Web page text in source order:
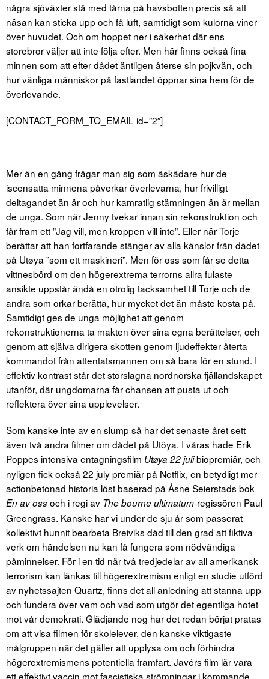
några sjöväxter stå med tårna på havsbotten precis så att
näsan kan sticka upp och få luft, samtidigt som kulorna viner
över huvudet. Och om hoppet ner i säkerhet där ens
storebror väljer att inte följa efter. Men här finns också fina
minnen som att efter dådet äntligen återse sin pojkvän, och
hur vänliga människor på fastlandet öppnar sina hem för de
överlevande.
[CONTACT_FORM_TO_EMAIL id=”2″]
Mer än en gång frågar man sig som åskådare hur de
iscensatta minnena påverkar överlevarna, hur frivilligt
deltagandet än är och hur kamratlig stämningen än är mellan
de unga. Som när Jenny tvekar innan sin rekonstruktion och
får fram ett ”Jag vill, men kroppen vill inte”. Eller när Torje
berättar att han fortfarande stänger av alla känslor från dådet
på Utøya ”som ett maskineri”. Men för oss som får se detta
vittnesbörd om den högerextrema terrorns allra fulaste
ansikte uppstår ändå en otrolig tacksamhet till Torje och de
andra som orkar berätta, hur mycket det än måste kosta på.
Samtidigt ges de unga möjlighet att genom
rekonstruktionerna ta makten över sina egna berättelser, och
genom att själva dirigera skotten genom ljudeffekter återta
kommandot från attentatsmannen om så bara för en stund. I
effektiv kontrast står det storslagna nordnorska fjällandskapet
utanför, där ungdomarna får chansen att pusta ut och
reflektera över sina upplevelser.
Som kanske inte av en slump så har det senaste året sett
även två andra filmer om dådet på Utöya. I våras hade Erik
Poppes intensiva entagningsfilm Utøya 22 julibiopremiär, och
nyligen fick också 22 july premiär på Netflix, en betydligt mer
actionbetonad historia löst baserad på Åsne Seierstads bok
En av ossoch i regi av The bourne ultimatum-regissören Paul
Greengrass. Kanske har vi under de sju år som passerat
kollektivt hunnit bearbeta Breiviks dåd till den grad att fiktiva
verk om händelsen nu kan få fungera som nödvändiga
påminnelser. För i en tid när två tredjedelar av all amerikansk
terrorism kan länkas till högerextremism enligt en studie utförd
av nyhetssajten Quartz, finns det all anledning att stanna upp
och fundera över vem och vad som utgör det egentliga hotet
mot vår demokrati. Glädjande nog har det redan börjat pratas
om att visa filmen för skolelever, den kanske viktigaste
målgruppen när det gäller att upplysa om och förhindra
högerextremismens potentiella framfart. Javérs film lär vara
ett effektivt vaccin mot fascistiska strömningar i kommande